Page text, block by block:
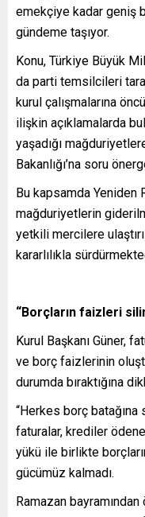
emekçiye kadar geniş
gündeme taşıyor.
Konu, Türkiye Büyük
da parti temsilcileri
kurul çalışmalarına
ilişkin açıklamalarda
yaşadığı
Bakanlığı’na soru
Bu kapsamda
mağduriyetlerin
yetkili mercilere
kararlılıkla
“Borçların faizleri
Kurul Başkanı Güner,
ve borç faizlerinin
durumda bıraktığına
“Herkes borç batağına
faturalar, krediler
yükü ile birlikte
gücümüz kalmadı.
Ramazan